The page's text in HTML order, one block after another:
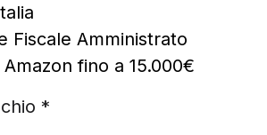
Fiscale Amministrato
fino a 15.000€
*